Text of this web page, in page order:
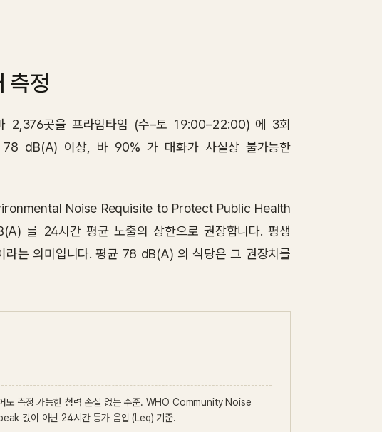
측정
2,376곳을 프라임타임 (수–토 19:00–22:00) 에 3회
dB(A) 이상, 바 90% 가 대화가 사실상 불가능한
Noise Requisite to Protect Public Health
24시간 평균 노출의 상한으로 권장합니다. 평생
라는 의미입니다. 평균 78 dB(A) 의 식당은 그 권장치를
측정 가능한 청력 손실 없는 수준. WHO Community Noise
값이 아닌 24시간 등가 음압 (Leq) 기준.